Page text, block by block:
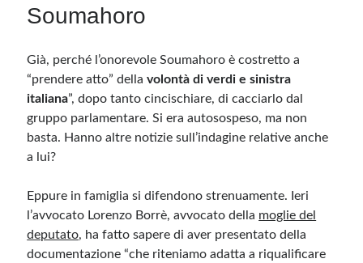
Meta
Accedi
Feed dei contenuti
Feed dei commenti
Soumahoro
Già, perché l’onorevole Soumahoro è costretto a
“prendere atto” dellavolontà di verdi e sinistra
italiana”, dopo tanto cincischiare, di cacciarlo dal
gruppo parlamentare. Si era autosospeso, ma non
basta. Hanno altre notizie sull’indagine relative anche
a lui?
Eppure in famiglia si difendono strenuamente. Ieri
l’avvocato Lorenzo Borrè, avvocato della moglie del
deputato, ha fatto sapere di aver presentato della
documentazione “che riteniamo adatta a riqualificare